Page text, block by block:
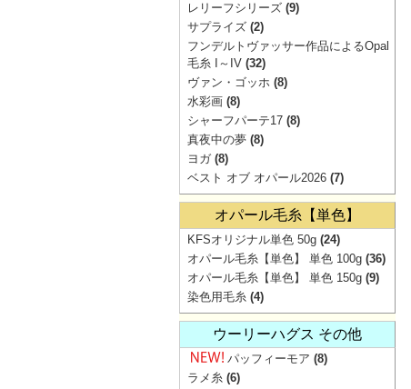
レリーフシリーズ (9)
サプライズ (2)
フンデルトヴァッサー作品によるOpal
毛糸 I～IV (32)
ヴァン・ゴッホ (8)
水彩画 (8)
シャーフパーテ17 (8)
真夜中の夢 (8)
ヨガ(8)
ベスト オブ オパール2026 (7)
オパール毛糸【単色】
KFSオリジナル単色 50g (24)
オパール毛糸【単色】 単色 100g (36)
オパール毛糸【単色】 単色 150g (9)
染色用毛糸 (4)
ウーリーハグス その他
パッフィーモア (8)
ラメ糸 (6)